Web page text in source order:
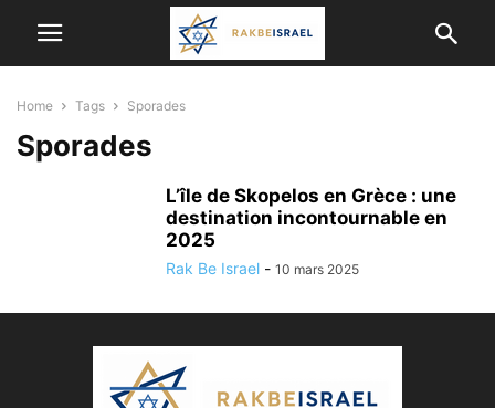
Home Tags Sporades
Sporades
L’île de Skopelos en Grèce : une
destination incontournable en
2025
Rak Be Israel - 10 mars 2025